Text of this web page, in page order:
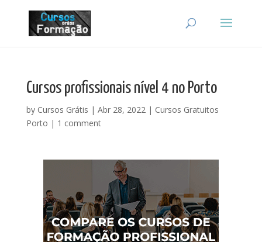
Cursos profissionais nível 4 no Porto
by Cursos Grátis | Abr 28, 2022| Cursos Gratuitos
Porto | 1 comment